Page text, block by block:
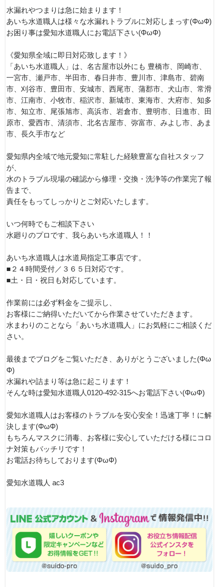
水漏れやつまりは急に始まります！
あいち水道職人は様々な水漏れトラブルに対応しまっす(ΦωФ)
お困り事は愛知水道職人にお電話下さい(ΦωΦ)
《愛知県全域に即日対応致します！》
「あいち水道職人」は、名古屋市以外にも 豊橋市、岡崎市、
一宮市、瀬戸市、半田市、春日井市、豊川市、津島市、碧南
市、刈谷市、豊田市、安城市、西尾市、蒲郡市、犬山市、常滑
市、江南市、小牧市、稲沢市、新城市、東海市、大府市、知多
市、知立市、尾張旭市、高浜市、岩倉市、豊明市、日進市、田
原市、愛西市、清須市、北名古屋市、弥富市、みよし市、あま
市、長久手市など
愛知県内全域で地元愛知に常駐した経験豊富な自社スタッフ
が、
水のトラブル現場の確認から修理・交換・洗浄等の作業完了報
告まで、
責任をもってしっかりとご対応いたします。
いつ何時でもご相談下さい
水廻りのプロです、我らあいち水道職人！！
あいち水道職人は水道局指定工事店です。
■２４時間受付／３６５日対応です。
■土・日・祝日も対応しています。
作業前には必ず料金をご提示し、
お客様にご納得いただいてから作業させていただきます。
水まわりのことなら「あいち水道職人」にお気軽にご相談くだ
さい。
最後までブログをご覧いただき、ありがとうございました(Φω
Φ)
水漏れや詰まり等は急に起こります！
そんな時は愛知水道職人0120-492-315へお電話下さい(ΦωΦ)
愛知水道職人はお客様のトラブルを安心安全！迅速丁寧！に解
決します(ΦωΦ)
もちろんマスクに消毒、お客様に安心していただける様にコロ
ナ対策もバッチリです！
お電話お待ちしております(ΦωΦ)
愛知水道職人 ac3